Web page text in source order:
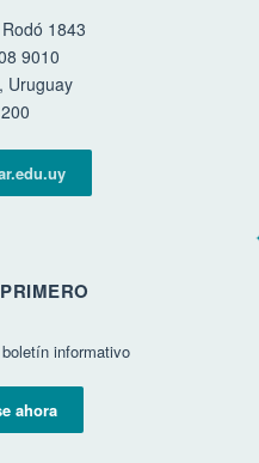
1843
9010
Uruguay
informativo
ahora